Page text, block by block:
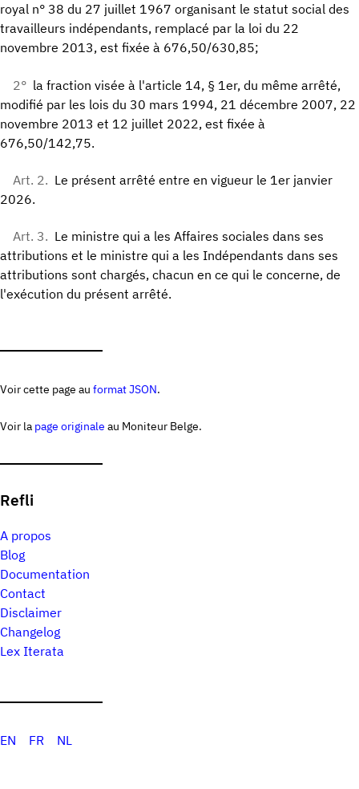
royal n° 38 du 27 juillet 1967 organisant le statut social des
travailleurs indépendants, remplacé par la loi du 22
novembre 2013, est fixée à 676,50/630,85;
2° la fraction visée à l'article 14, § 1er, du même arrêté,
modifié par les lois du 30 mars 1994, 21 décembre 2007, 22
novembre 2013 et 12 juillet 2022, est fixée à
676,50/142,75.
Art. 2. Le présent arrêté entre en vigueur le 1er janvier
2026.
Art. 3. Le ministre qui a les Affaires sociales dans ses
attributions et le ministre qui a les Indépendants dans ses
attributions sont chargés, chacun en ce qui le concerne, de
l'exécution du présent arrêté.
Voir cette page au format JSON.
Voir la page originale au Moniteur Belge.
Refli
A propos
Blog
Documentation
Contact
Disclaimer
Changelog
Lex Iterata
EN FR NL